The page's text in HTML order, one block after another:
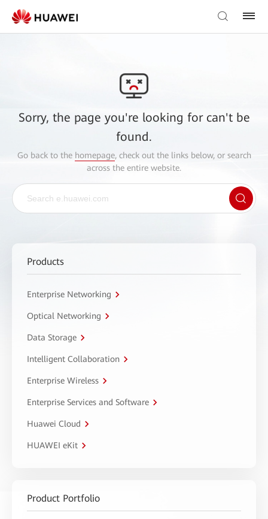
Sorry, the page you're looking for can't be
found.
Go back to the homepage, check out the links below, or search
across the entire website.
Products
Enterprise Networking
Optical Networking
Data Storage
Intelligent Collaboration
Enterprise Wireless
Enterprise Services and Software
Huawei Cloud
HUAWEI eKit
Product Portfolio